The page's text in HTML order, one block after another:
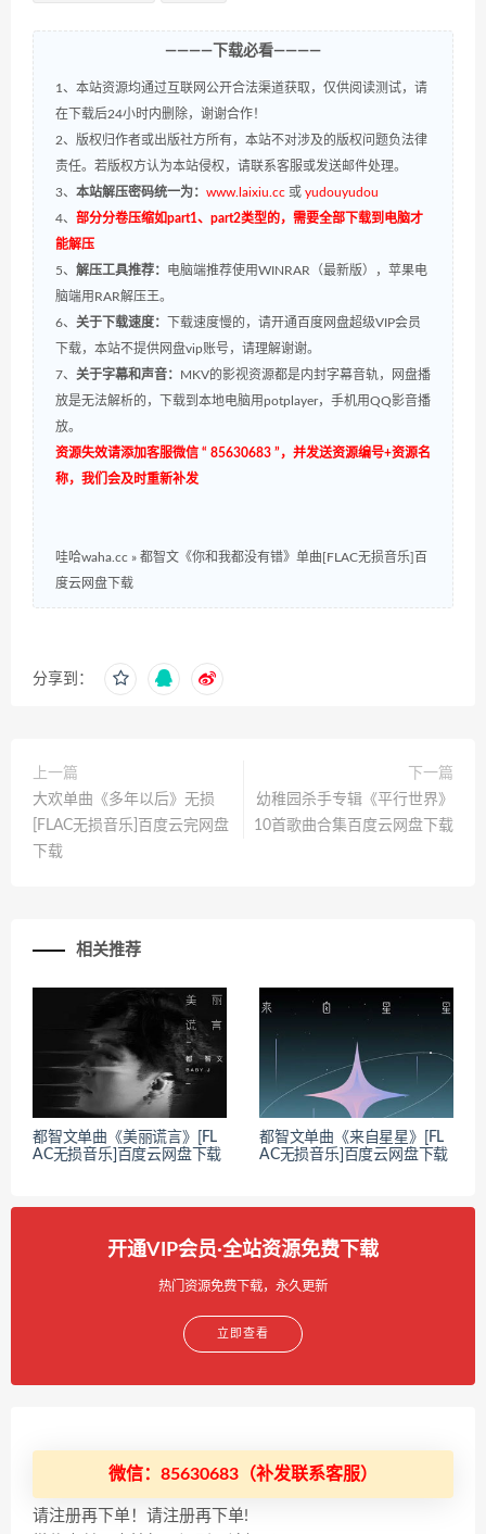
————下载必看————
1、本站资源均通过互联网公开合法渠道获取，仅供阅读测试，请
在下载后24小时内删除，谢谢合作！
2、版权归作者或出版社方所有，本站不对涉及的版权问题负法律
责任。若版权方认为本站侵权，请联系客服或发送邮件处理。
3、 本站解压密码统一为： www.laixiu.cc 或 yudouyudou
4、 部分分卷压缩如part1、part2类型的，需要全部下载到电脑才
能解压
5、 解压工具推荐： 电脑端推荐使用WINRAR（最新版），苹果电
脑端用RAR解压王。
6、 关于下载速度：
下载速度慢的，请开通百度网盘超级VIP会员
下载，本站不提供网盘vip账号，请理解谢谢。
7、 关于字幕和声音：
MKV的影视资源都是内封字幕音轨，网盘播
放是无法解析的，下载到本地电脑用potplayer，手机用QQ影音播
放。
资源失效请添加客服微信 “ 85630683 ”，并发送资源编号+资源名
称，我们会及时重新补发
哇哈waha.cc » 都智文《你和我都没有错》单曲[FLAC无损音乐]百
度云网盘下载
分享到：
上一篇
大欢单曲《多年以后》无损
[FLAC无损音乐]百度云完网盘
下载
下一篇
幼稚园杀手专辑《平行世界》
10首歌曲合集百度云网盘下载
相关推荐
都智文单曲《美丽谎言》[FL
AC无损音乐]百度云网盘下载
都智文单曲《来自星星》[FL
AC无损音乐]百度云网盘下载
开通VIP会员·全站资源免费下载
热门资源免费下载，永久更新
立即查看
微信：85630683（补发联系客服）
请注册再下单！请注册再下单!